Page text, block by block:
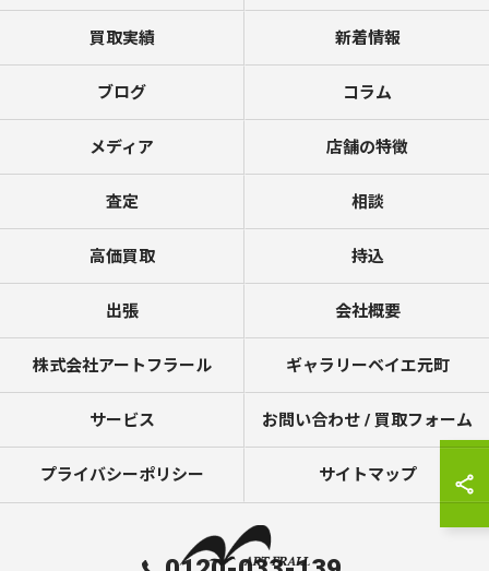
買取実績 新着情報
ブログ コラム
メディア 店舗の特徴
査定 相談
高価買取 持込
出張 会社概要
株式会社アートフラール ギャラリーベイエ元町
サービス お問い合わせ / 買取フォーム
プライバシーポリシー サイトマップ